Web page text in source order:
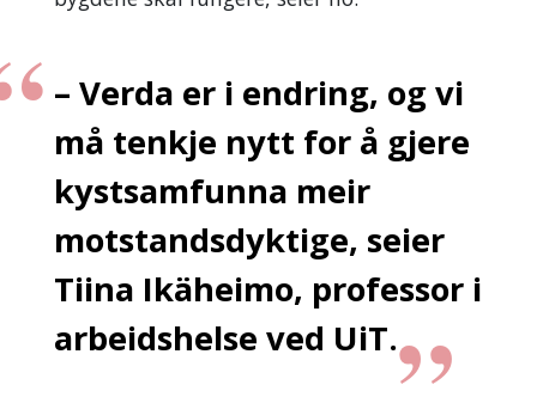
– Verda er i endring, og vi
må tenkje nytt for å gjere
kystsamfunna meir
motstandsdyktige, seier
Tiina Ikäheimo, professor i
arbeidshelse ved UiT.